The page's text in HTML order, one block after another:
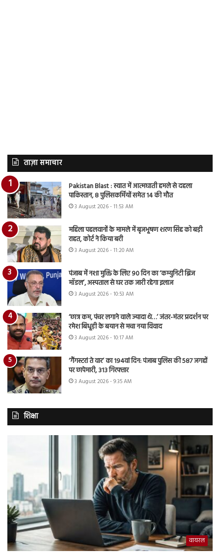
ताज़ा समाचार
Pakistan Blast : स्वात में आत्मघाती हमले से दहला
पाकिस्तान, 8 पुलिसकर्मियों समेत 14 की मौत
3 August 2026 - 11:53 AM
महिला पहलवानों के मामले में बृजभूषण शरण सिंह को बड़ी
राहत, कोर्ट ने किया बरी
3 August 2026 - 11:20 AM
पंजाब में नशा मुक्ति के लिए 90 दिन का ‘कम्युनिटी ब्रिज
मॉडल’, अस्पताल से घर तक जारी रहेगा इलाज
3 August 2026 - 10:53 AM
‘छात्र कम, पंचर लगाने वाले ज्यादा थे…’ जंतर-मंतर प्रदर्शन पर
रमेश बिधूड़ी के बयान से मचा नया विवाद
3 August 2026 - 10:17 AM
‘गैंगस्टरां ते वार’ का 194वां दिन: पंजाब पुलिस की 587 जगहों
पर छापेमारी, 313 गिरफ्तार
3 August 2026 - 9:35 AM
शिक्षा
वायरल